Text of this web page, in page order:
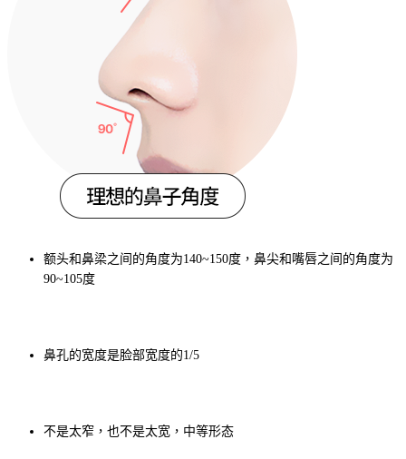
额头和鼻梁之间的角度为140~150度，鼻尖和嘴唇之间的角度为
90~105度
鼻孔的宽度是脸部宽度的1/5
不是太窄，也不是太宽，中等形态